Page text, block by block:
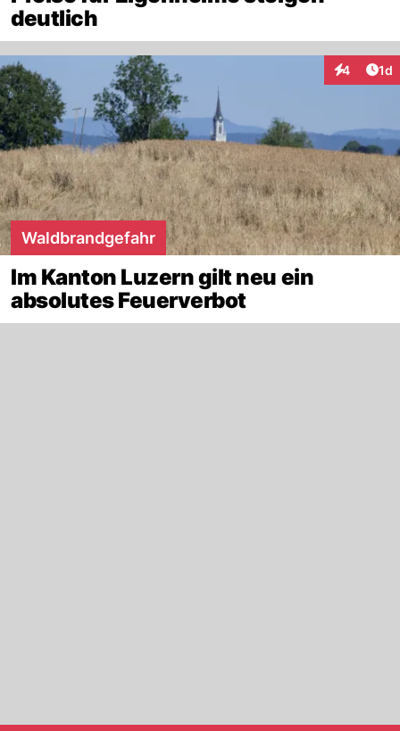
deutlich
4 1d
Waldbrandgefahr
Im Kanton Luzern gilt neu ein
absolutes Feuerverbot